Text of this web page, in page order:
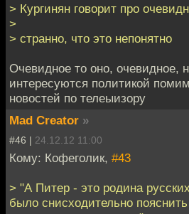
> Кургинян говорит про
>
> странно, что это непонятно
Очевидное то оно, очевидное,
интересуются политикой
новостей по телеыизору
Mad Creator »
#46 | 24.12.12 11:00
Кому: Кофеголик, #43
> "А Питер - это родина
было снисходительно